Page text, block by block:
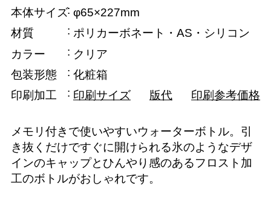
本体サイズ φ65×227mm
材質
ポリカーボネート・AS・シリコン
カラー
クリア
包装形態
化粧箱
印刷加工
印刷サイズ 版代 印刷参考価格
メモリ付きで使いやすいウォーターボトル。引
き抜くだけですぐに開けられる氷のようなデザ
インのキャップとひんやり感のあるフロスト加
工のボトルがおしゃれです。